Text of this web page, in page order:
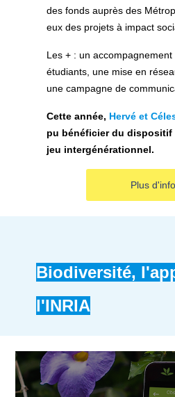
des fonds auprès des
eux des projets à impact
Les + : un
étudiants, une mise en
une campagne de
Cette année, Hervé et
pu bénéficier du
jeu intergénérationnel.
Plus
Biodiversité,
l'INRIA